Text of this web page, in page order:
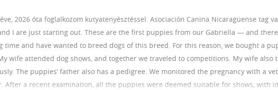
2026 óta foglalkozom kutyatenyésztéssel. Asociación Canina Nicaragüense tag
I are just starting out. These are the first puppies from our Gabriella — and there
time and have wanted to breed dogs of this breed. For this reason, we bought a
wife attended dog shows, and together we traveled to competitions. My wife also
The puppies’ father also has a pedigree. We monitored the pregnancy with a
After a recent examination, all the puppies were deemed suitable for shows, with